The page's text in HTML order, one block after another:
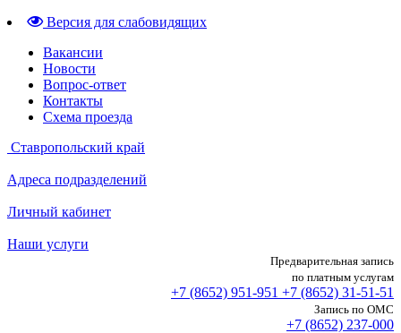
Версия для слабовидящих
Вакансии
Новости
Вопрос-ответ
Контакты
Схема проезда
Ставропольский край
Адреса подразделений
Личный кабинет
Наши услуги
Предварительная запись
по платным услугам
+7 (8652) 951-951 +7 (8652) 31-51-51
Запись по ОМС
+7 (8652) 237-000